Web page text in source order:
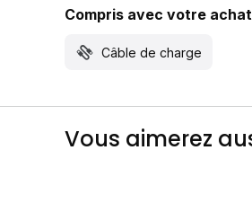
Compris avec votre achat
Câble de charge
Vous aimerez